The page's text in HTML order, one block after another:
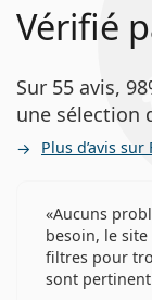
Vérifié
Sur 55 avis,
une sélection
Plus d’avis sur
Aucuns
besoin, le
filtres pour
sont